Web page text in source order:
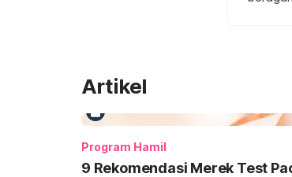
Artikel
Program Hamil
9 Rekomendasi Merek Test